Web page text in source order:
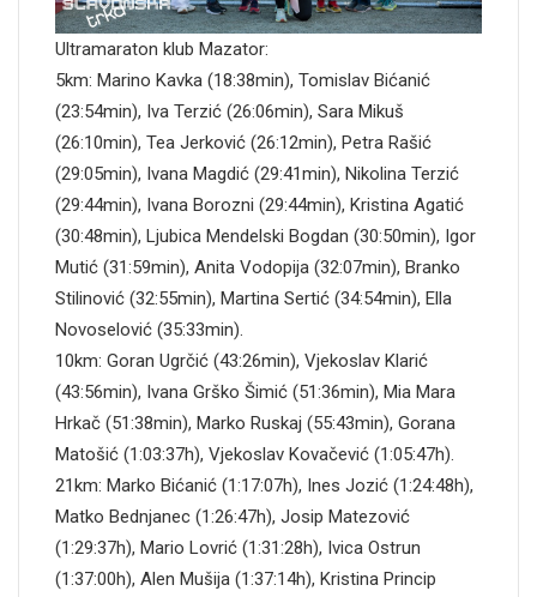
Ultramaraton klub Mazator:
5km: Marino Kavka (18:38min), Tomislav Bićanić
(23:54min), Iva Terzić (26:06min), Sara Mikuš
(26:10min), Tea Jerković (26:12min), Petra Rašić
(29:05min), Ivana Magdić (29:41min), Nikolina Terzić
(29:44min), Ivana Borozni (29:44min), Kristina Agatić
(30:48min), Ljubica Mendelski Bogdan (30:50min), Igor
Mutić (31:59min), Anita Vodopija (32:07min), Branko
Stilinović (32:55min), Martina Sertić (34:54min), Ella
Novoselović (35:33min).
10km: Goran Ugrčić (43:26min), Vjekoslav Klarić
(43:56min), Ivana Grško Šimić (51:36min), Mia Mara
Hrkač (51:38min), Marko Ruskaj (55:43min), Gorana
Matošić (1:03:37h), Vjekoslav Kovačević (1:05:47h).
21km: Marko Bićanić (1:17:07h), Ines Jozić (1:24:48h),
Matko Bednjanec (1:26:47h), Josip Matezović
(1:29:37h), Mario Lovrić (1:31:28h), Ivica Ostrun
(1:37:00h), Alen Mušija (1:37:14h), Kristina Princip